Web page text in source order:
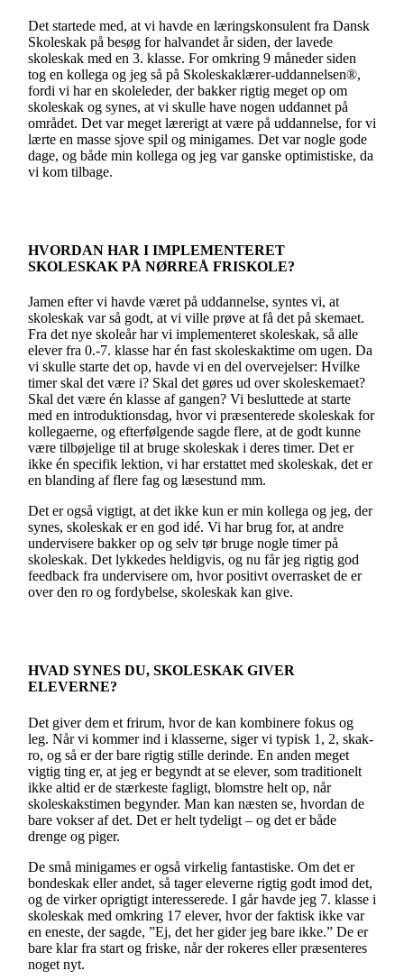
Det startede med, at vi havde en læringskonsulent fra Dansk
Skoleskak på besøg for halvandet år siden, der lavede
skoleskak med en 3. klasse. For omkring 9 måneder siden
tog en kollega og jeg så på Skoleskaklærer-uddannelsen®,
fordi vi har en skoleleder, der bakker rigtig meget op om
skoleskak og synes, at vi skulle have nogen uddannet på
området. Det var meget lærerigt at være på uddannelse, for vi
lærte en masse sjove spil og minigames. Det var nogle gode
dage, og både min kollega og jeg var ganske optimistiske, da
vi kom tilbage.
HVORDAN HAR I IMPLEMENTERET
SKOLESKAK PÅ NØRREÅ FRISKOLE?
Jamen efter vi havde været på uddannelse, syntes vi, at
skoleskak var så godt, at vi ville prøve at få det på skemaet.
Fra det nye skoleår har vi implementeret skoleskak, så alle
elever fra 0.-7. klasse har én fast skoleskaktime om ugen. Da
vi skulle starte det op, havde vi en del overvejelser: Hvilke
timer skal det være i? Skal det gøres ud over skoleskemaet?
Skal det være én klasse af gangen? Vi besluttede at starte
med en introduktionsdag, hvor vi præsenterede skoleskak for
kollegaerne, og efterfølgende sagde flere, at de godt kunne
være tilbøjelige til at bruge skoleskak i deres timer. Det er
ikke én specifik lektion, vi har erstattet med skoleskak, det er
en blanding af flere fag og læsestund mm.
Det er også vigtigt, at det ikke kun er min kollega og jeg, der
synes, skoleskak er en god idé. Vi har brug for, at andre
undervisere bakker op og selv tør bruge nogle timer på
skoleskak. Det lykkedes heldigvis, og nu får jeg rigtig god
feedback fra undervisere om, hvor positivt overrasket de er
over den ro og fordybelse, skoleskak kan give.
HVAD SYNES DU, SKOLESKAK GIVER
ELEVERNE?
Det giver dem et frirum, hvor de kan kombinere fokus og
leg. Når vi kommer ind i klasserne, siger vi typisk 1, 2, skak-
ro, og så er der bare rigtig stille derinde. En anden meget
vigtig ting er, at jeg er begyndt at se elever, som traditionelt
ikke altid er de stærkeste fagligt, blomstre helt op, når
skoleskakstimen begynder. Man kan næsten se, hvordan de
bare vokser af det. Det er helt tydeligt – og det er både
drenge og piger.
De små minigames er også virkelig fantastiske. Om det er
bondeskak eller andet, så tager eleverne rigtig godt imod det,
og de virker oprigtigt interesserede. I går havde jeg 7. klasse i
skoleskak med omkring 17 elever, hvor der faktisk ikke var
en eneste, der sagde, ”Ej, det her gider jeg bare ikke.” De er
bare klar fra start og friske, når der rokeres eller præsenteres
noget nyt.